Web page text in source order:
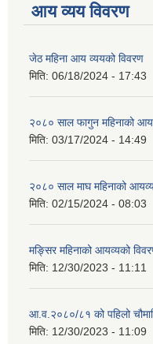
आय व्यय विवरण
जेठ महिना आय व्ययको विवरण
मिति: 06/18/2024 - 17:43
२०८० साल फागुन महिनाको
मिति: 03/17/2024 - 14:49
२०८० साल माघ महिनाको
मिति: 02/15/2024 - 08:03
मङ्सिर महिनाको आयव्यको
मिति: 12/30/2023 - 11:11
आ.व.२०८०/८१ को पहिलो
मिति: 12/30/2023 - 11:09